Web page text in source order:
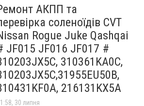
АКПП та
соленоїдів CVT
Rogue Juke Qashqai
JF015 JF016 JF017 #
310361KA0C,
216131KX5A
30 липня